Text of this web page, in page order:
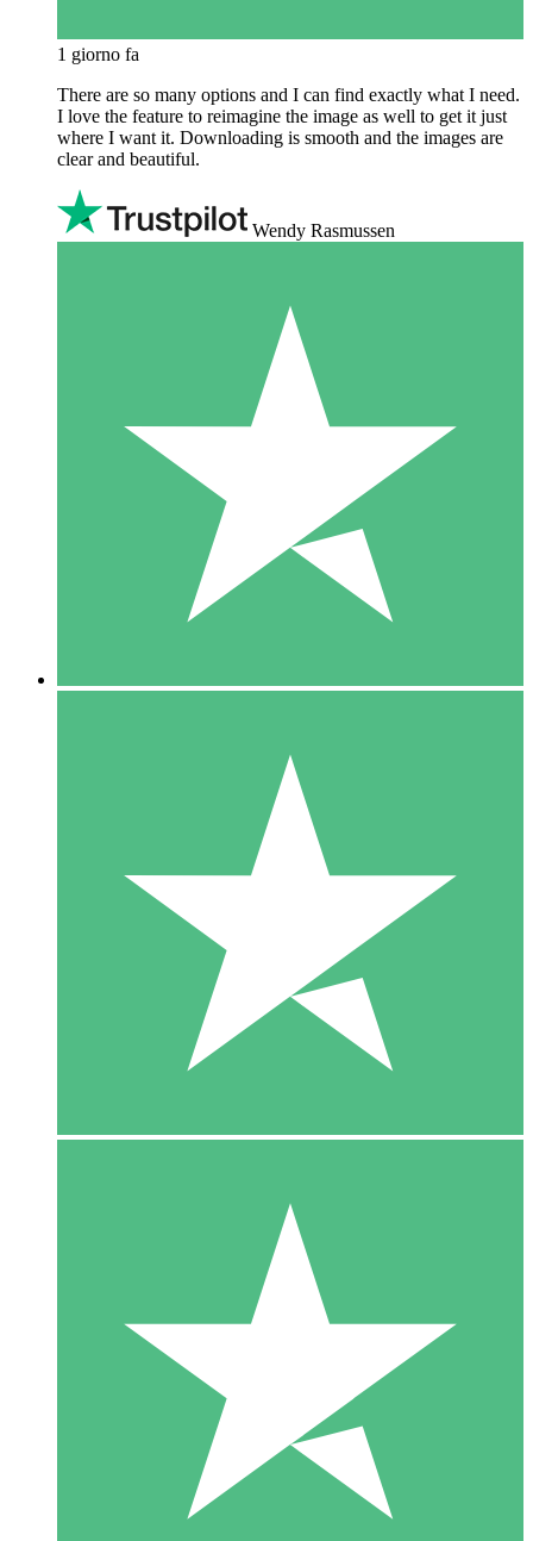
1 giorno fa
There are so many options and I can find exactly what I need.
I love the feature to reimagine the image as well to get it just
where I want it. Downloading is smooth and the images are
clear and beautiful.
Wendy Rasmussen